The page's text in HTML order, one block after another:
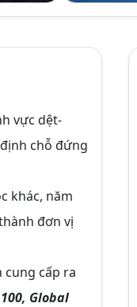
vực dệt-
chỗ đứng
khác, năm
đơn vị
cấp ra
Global